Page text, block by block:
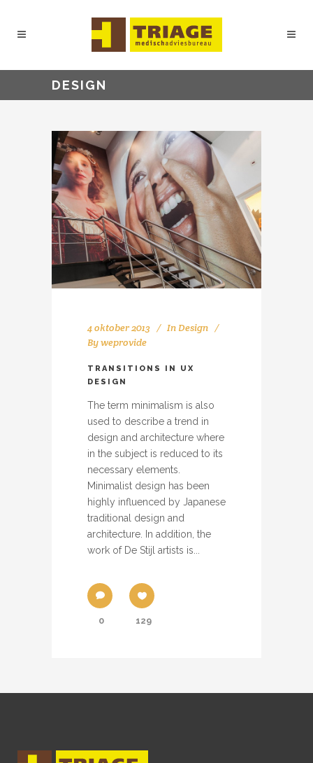
DESIGN
4 oktober 2013 In Design
Byweprovide
TRANSITIONS IN UX
DESIGN
The term minimalism is also
used to describe a trend in
design and architecture where
in the subject is reduced to its
necessary elements.
Minimalist design has been
highly influenced by Japanese
traditional design and
architecture. In addition, the
work of De Stijl artists is...
0 129